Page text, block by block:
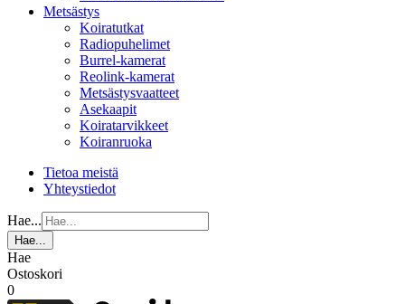
Metsästys
Koiratutkat
Radiopuhelimet
Burrel-kamerat
Reolink-kamerat
Metsästysvaatteet
Asekaapit
Koiratarvikkeet
Koiranruoka
Tietoa meistä
Yhteystiedot
Hae...
Hae...
Hae
Ostoskori
0